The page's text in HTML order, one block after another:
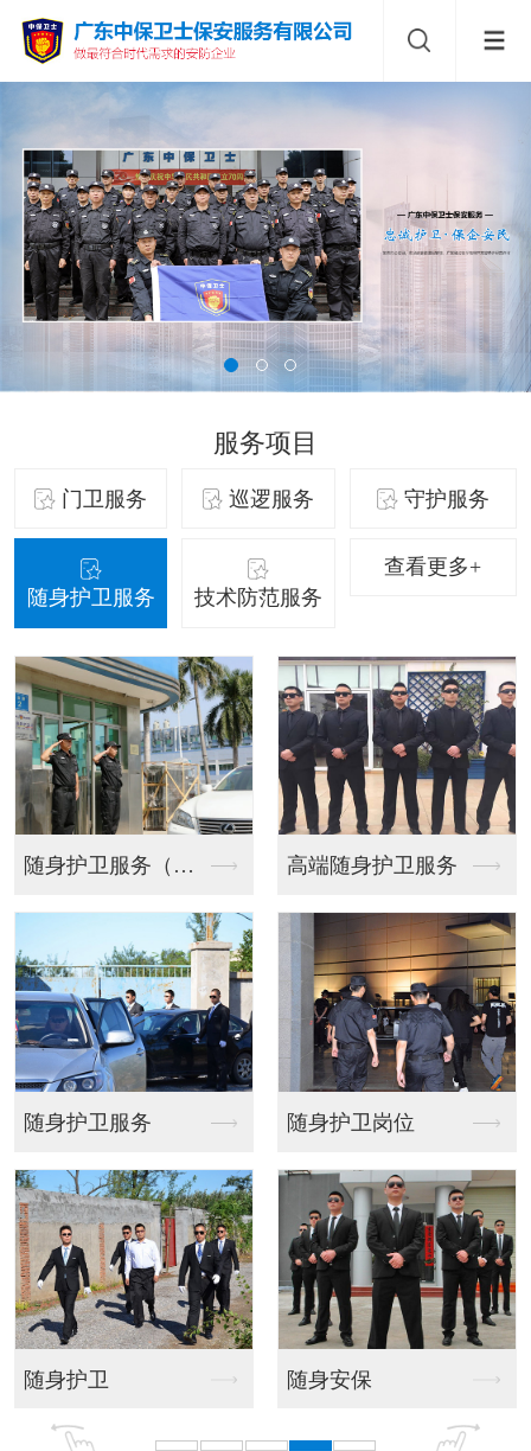
服务项目
门卫服务 巡逻服务 守护服务
随身护卫服务 技术防范服务
查看更多+
高端随身护卫服务
随身护卫岗位
技术防范服务（请点击...
技术防范
安全技术防范服务